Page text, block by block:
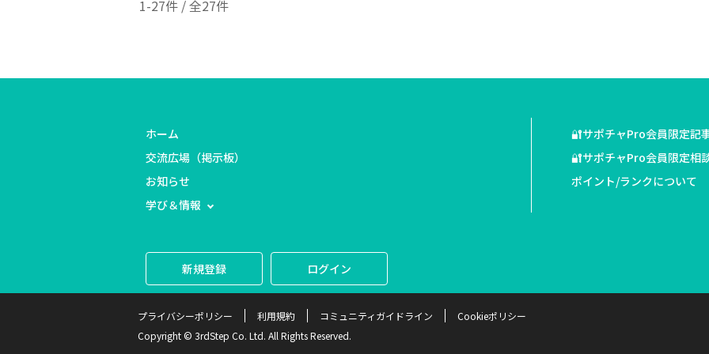
1-27件 / 全27件
ホーム
交流広場（掲示板）
お知らせ
学び＆情報
🔐サポチャPro会員限定記
🔐サポチャPro会員限定相
ポイント/ランクについて
新規登録 ログイン
プライバシーポリシー 利用規約 コミュニティガイドライン
Cookieポリシー
Copyright © 3rdStep Co. Ltd. All Rights Reserved.